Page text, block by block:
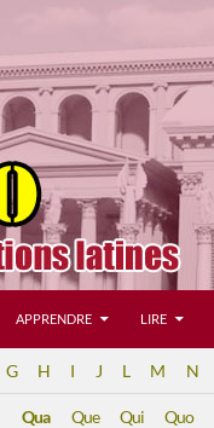
APPRENDRE LIRE
G H I J L M N
Qua Que Qui Quo